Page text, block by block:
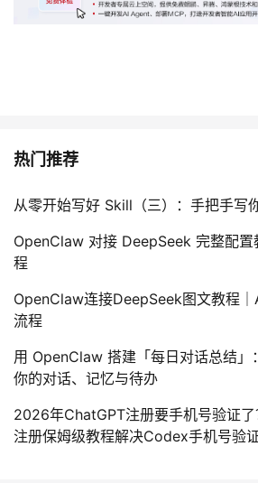
学
堂
我
的
程
我
认
证
的
实
我
的
持
我
的
支
持
我
声
建
热门推荐
从零开始写好 Skill（三）：手把手写
OpenClaw 对接 DeepSeek 完整配置
程
OpenClaw连接DeepSeek图文教程
流程
用 OpenClaw 搭建「每日对话总结」
你的对话、记忆与待办
2026年ChatGPT注册要手机号验证
注册保姆级教程解决Codex手机号验